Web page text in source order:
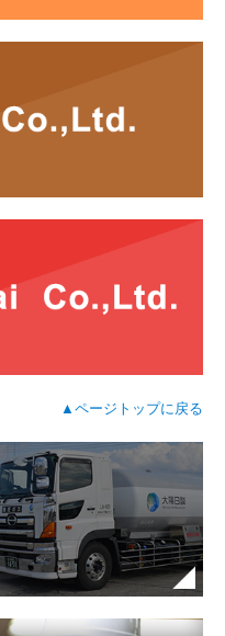
▲ページトップに戻る